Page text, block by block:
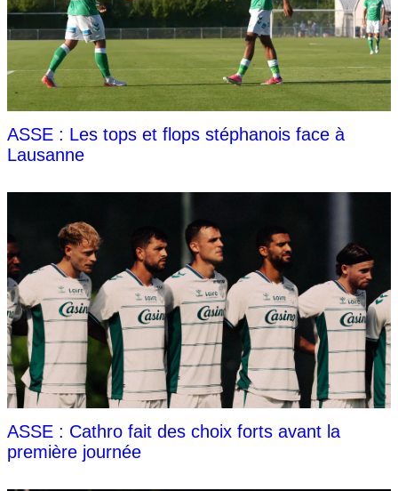
ASSE : Les tops et flops stéphanois face à
Lausanne
ASSE : Cathro fait des choix forts avant la
première journée